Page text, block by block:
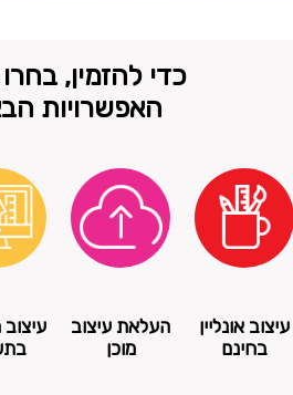
כדי להזמין,
האפשרויות
עיצוב אונליין
בחינם
העלאת עיצוב
מוכן